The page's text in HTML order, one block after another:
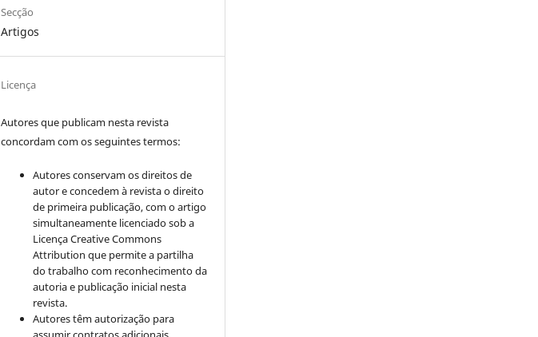
Secção
Artigos
Licença
Autores que publicam nesta revista
concordam com os seguintes termos:
Autores conservam os direitos de
autor e concedem à revista o direito
de primeira publicação, com o artigo
simultaneamente licenciado sob a
Licença Creative Commons
Attribution que permite a partilha
do trabalho com reconhecimento da
autoria e publicação inicial nesta
revista.
Autores têm autorização para